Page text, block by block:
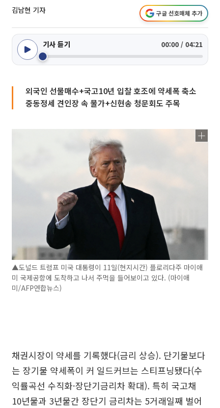
김남현 기자 구글 선호매체 추가
기사 듣기 00:00 / 04:21
외국인 선물매수+국고10년 입찰 호조에 약세폭 축소
중동정세 견인장 속 물가+신현송 청문회도 주목
▲도널드 트럼프 미국 대통령이 11일(현지시간) 플로리다주 마이애
미 국제공항에 도착하고 나서 주먹을 들어보이고 있다. (마이애
미/AFP연합뉴스)
채권시장이 약세를 기록했다(금리 상승). 단기물보다
는 장기물 약세폭이 커 일드커브는 스티프닝됐다(수
익률곡선 수직화·장단기금리차 확대). 특히 국고채
10년물과 3년물간 장단기 금리차는 5거래일째 벌어